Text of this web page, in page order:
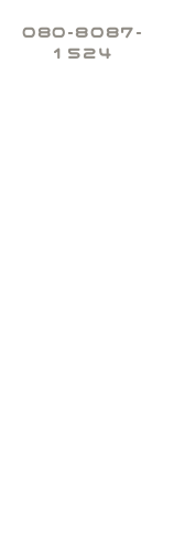
080-8087-
1524